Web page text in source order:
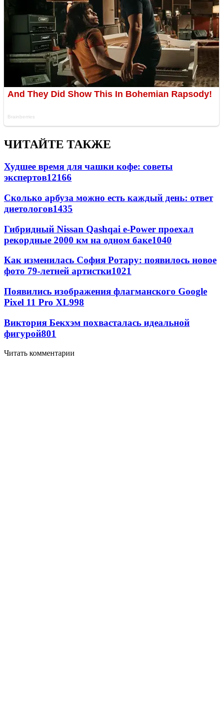
ЧИТАЙТЕ ТАКЖЕ
Худшее время для чашки кофе: советы
экспертов12166
Сколько арбуза можно есть каждый день: ответ
диетологов1435
Гибридный Nissan Qashqai e-Power проехал
рекордные 2000 км на одном баке1040
Как изменилась София Ротару: появилось новое
фото 79-летней артистки1021
Появились изображения флагманского Google
Pixel 11 Pro XL998
Виктория Бекхэм похвасталась идеальной
фигурой801
Читать комментарии